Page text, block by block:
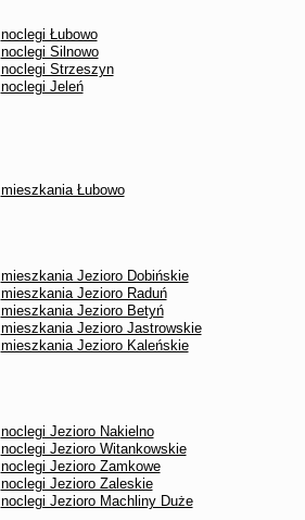
noclegi Łubowo
noclegi Silnowo
noclegi Strzeszyn
noclegi Jeleń
mieszkania Łubowo
mieszkania Jezioro Dobińskie
mieszkania Jezioro Raduń
mieszkania Jezioro Betyń
mieszkania Jezioro Jastrowskie
mieszkania Jezioro Kaleńskie
noclegi Jezioro Nakielno
noclegi Jezioro Witankowskie
noclegi Jezioro Zamkowe
noclegi Jezioro Zaleskie
noclegi Jezioro Machliny Duże